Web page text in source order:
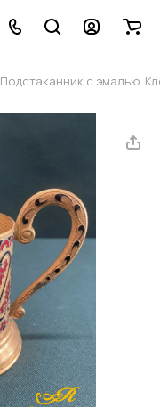
Подстаканник с эмалью.